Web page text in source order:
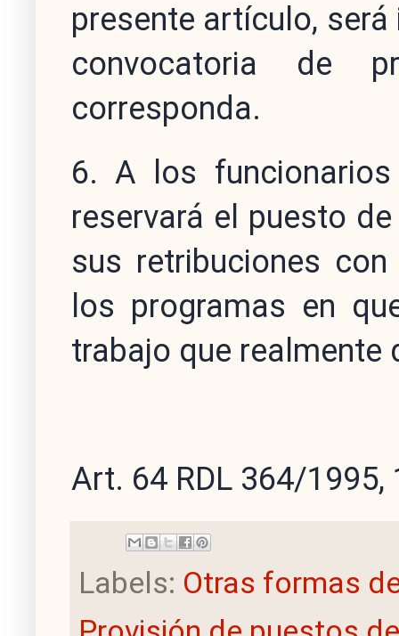
presente artículo,
convocatoria de
corresponda.
6. A los
reservará el puesto
sus retribuciones
los programas en
trabajo que realmente
Art. 64 RDL 364/1995,
Labels: Otras formas